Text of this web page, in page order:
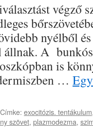
végző
nyélből
állnak. A
is
…
Címke: exocitózis. tentákulum
szövet, plazmodezma,